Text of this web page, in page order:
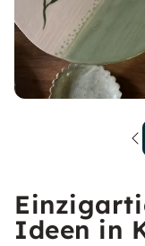
Ideen in